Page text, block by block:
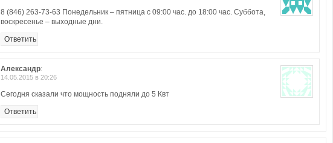
8 (846) 263-73-63 Понедельник – пятница с 09:00 час. до 18:00 час. Суббота,
воскресенье – выходные дни.
Ответить
Александр:
14.05.2015 в 20:26
Сегодня сказали что мощность подняли до 5 Квт
Ответить